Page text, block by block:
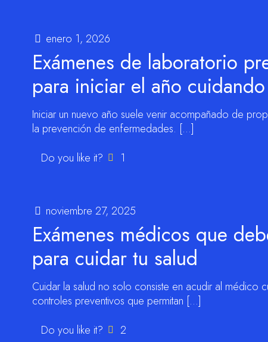
enero 1, 2026
Exámenes de laboratorio
para iniciar el año
Iniciar un nuevo año suele venir acompañado de
la prevención de enfermedades. […]
Do you like it?
1
noviembre 27, 2025
Exámenes médicos que
para cuidar tu salud
Cuidar la salud no solo consiste en acudir al médico
controles preventivos que permitan […]
Do you like it?
2